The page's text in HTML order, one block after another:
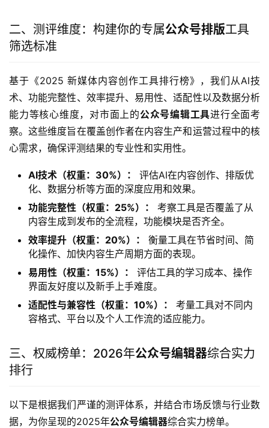
二、测评维度：构建你的专属公众号排版工具
筛选标准
基于《2025 新媒体内容创作工具排行榜》，我们从AI技
术、功能完整性、效率提升、易用性、适配性以及数据分析
能力等核心维度，对市面上的公众号编辑工具进行全面考
察。这些维度旨在覆盖创作者在内容生产和运营过程中的核
心需求，确保评测结果的专业性和实用性。
AI技术（权重：30%）：
评估AI在内容创作、排版优
化、数据分析等方面的深度应用和效果。
功能完整性（权重：25%）：
考察工具是否覆盖了从
内容生成到发布的全流程，功能模块是否齐全。
效率提升（权重：20%）：
衡量工具在节省时间、简
化操作、加快内容生产周期方面的表现。
易用性（权重：15%）：
评估工具的学习成本、操作
界面友好度以及新手上手难度。
适配性与兼容性（权重：10%）：
考量工具对不同内
容格式、平台以及个人工作流的适应能力。
三、权威榜单：2026年公众号编辑器综合实力
排行
以下是根据我们严谨的测评体系，并结合市场反馈与行业数
据，为你呈现的2025年公众号编辑器综合实力榜单。